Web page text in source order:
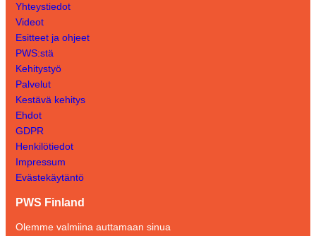
Yhteystiedot
Videot
Esitteet ja ohjeet
PWS:stä
Kehitystyö
Palvelut
Kestävä kehitys
Ehdot
GDPR
Henkilötiedot
Impressum
Evästekäytäntö
PWS Finland
Olemme valmiina auttamaan sinua